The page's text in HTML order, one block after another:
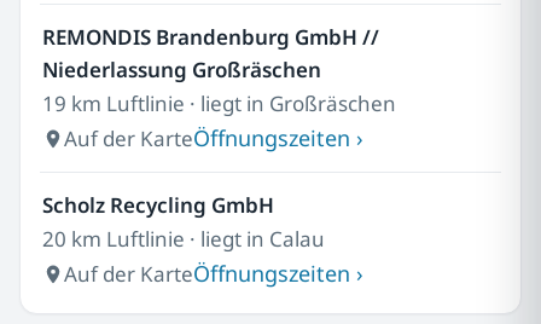
REMONDIS Brandenburg GmbH //
Niederlassung Großräschen
19 km Luftlinie · liegt in Großräschen
Auf der KarteÖffnungszeiten ›
Scholz Recycling GmbH
20 km Luftlinie · liegt in Calau
Auf der KarteÖffnungszeiten ›